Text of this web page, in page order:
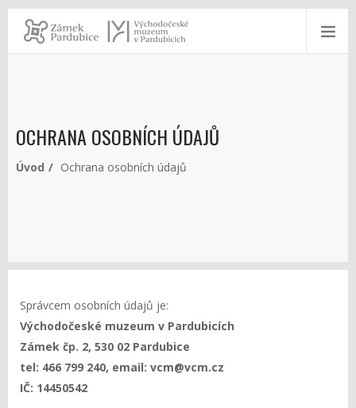
OCHRANA OSOBNÍCH ÚDAJŮ
Úvod Ochrana osobních údajů
Správcem osobních údajů je:
Východočeské muzeum v Pardubicích
Zámek čp. 2, 530 02 Pardubice
tel: 466 799 240, email: vcm@vcm.cz
IČ: 14450542